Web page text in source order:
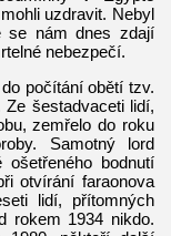
uzdravit. Nebyl
se nám dnes zdají
nebezpečí.
počítání obětí tzv.
šestadvaceti lidí,
zemřelo do roku
Samotný lord
bodnutí
otvírání faraonova
lidí, přítomných
rokem 1934 nikdo.